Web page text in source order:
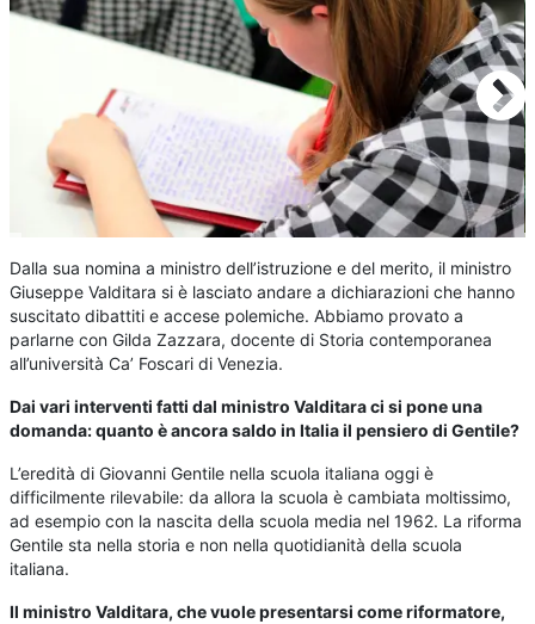
Dalla sua nomina a ministro dell’istruzione e del merito, il ministro
Giuseppe Valditara si è lasciato andare a dichiarazioni che hanno
suscitato dibattiti e accese polemiche. Abbiamo provato a
parlarne con Gilda Zazzara, docente di Storia contemporanea
all’università Ca’ Foscari di Venezia.
Dai vari interventi fatti dal ministro Valditara ci si pone una
domanda: quanto è ancora saldo in Italia il pensiero di Gentile?
L’eredità di Giovanni Gentile nella scuola italiana oggi è
difficilmente rilevabile: da allora la scuola è cambiata moltissimo,
ad esempio con la nascita della scuola media nel 1962. La riforma
Gentile sta nella storia e non nella quotidianità della scuola
italiana.
Il ministro Valditara, che vuole presentarsi come riformatore,